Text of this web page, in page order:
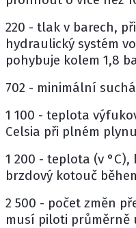
220 - tlak v barech,
hydraulický systém
pohybuje kolem 1,8
702 - minimální
1 100 - teplota
Celsia při plném plynu
1 200 - teplota (v
brzdový kotouč
2 500 - počet změn
musí piloti průměrně